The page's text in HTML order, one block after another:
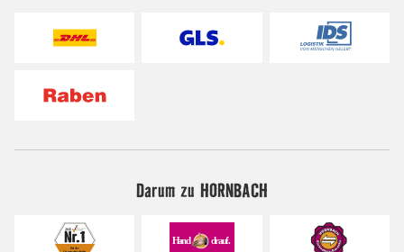
Darum zu HORNBACH